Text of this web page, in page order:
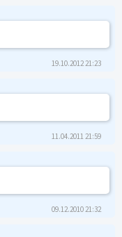
19.10.2012 21:23
11.04.2011 21:59
09.12.2010 21:32